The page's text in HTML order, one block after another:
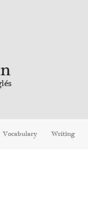
Vocabulary Writing